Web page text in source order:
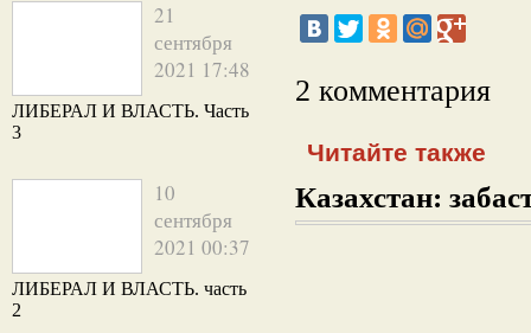
21
сентября
2021 17:48
ЛИБЕРАЛ И ВЛАСТЬ. Часть
3
10
сентября
2021 00:37
ЛИБЕРАЛ И ВЛАСТЬ. часть
2
2 комментария
Читайте также
Казахстан: